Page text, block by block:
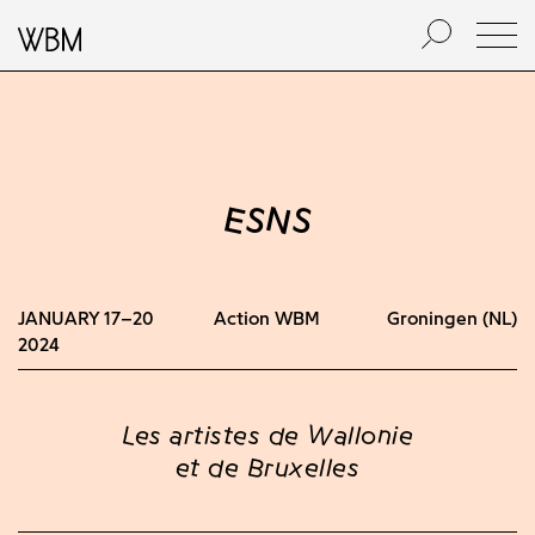
ESNS
JANUARY 17–20
2024
Action WBM Groningen (NL)
Les artistes de Wallonie
et de Bruxelles